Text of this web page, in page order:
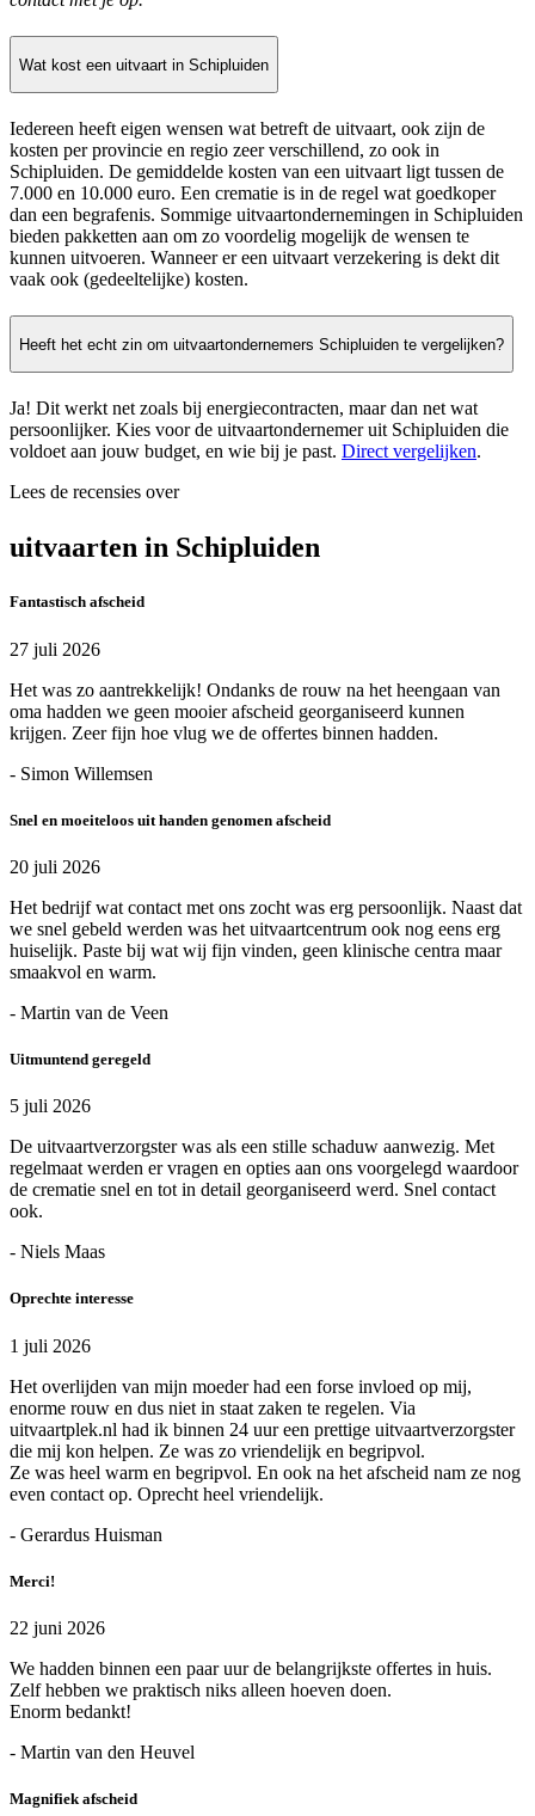
Wat kost een uitvaart in Schipluiden
Iedereen heeft eigen wensen wat betreft de uitvaart, ook zijn de
kosten per provincie en regio zeer verschillend, zo ook in
Schipluiden. De gemiddelde kosten van een uitvaart ligt tussen de
7.000 en 10.000 euro. Een crematie is in de regel wat goedkoper
dan een begrafenis. Sommige uitvaartondernemingen in Schipluiden
bieden pakketten aan om zo voordelig mogelijk de wensen te
kunnen uitvoeren. Wanneer er een uitvaart verzekering is dekt dit
vaak ook (gedeeltelijke) kosten.
Heeft het echt zin om uitvaartondernemers Schipluiden te vergelijken?
Ja! Dit werkt net zoals bij energiecontracten, maar dan net wat
persoonlijker. Kies voor de uitvaartondernemer uit Schipluiden die
voldoet aan jouw budget, en wie bij je past. Direct vergelijken.
Lees de recensies over
uitvaarten in Schipluiden
Fantastisch afscheid
27 juli 2026
Het was zo aantrekkelijk! Ondanks de rouw na het heengaan van
oma hadden we geen mooier afscheid georganiseerd kunnen
krijgen. Zeer fijn hoe vlug we de offertes binnen hadden.
- Simon Willemsen
Snel en moeiteloos uit handen genomen afscheid
20 juli 2026
Het bedrijf wat contact met ons zocht was erg persoonlijk. Naast dat
we snel gebeld werden was het uitvaartcentrum ook nog eens erg
huiselijk. Paste bij wat wij fijn vinden, geen klinische centra maar
smaakvol en warm.
- Martin van de Veen
Uitmuntend geregeld
5 juli 2026
De uitvaartverzorgster was als een stille schaduw aanwezig. Met
regelmaat werden er vragen en opties aan ons voorgelegd waardoor
de crematie snel en tot in detail georganiseerd werd. Snel contact
ook.
- Niels Maas
Oprechte interesse
1 juli 2026
Het overlijden van mijn moeder had een forse invloed op mij,
enorme rouw en dus niet in staat zaken te regelen. Via
uitvaartplek.nl had ik binnen 24 uur een prettige uitvaartverzorgster
die mij kon helpen. Ze was zo vriendelijk en begripvol.
Ze was heel warm en begripvol. En ook na het afscheid nam ze nog
even contact op. Oprecht heel vriendelijk.
- Gerardus Huisman
Merci!
22 juni 2026
We hadden binnen een paar uur de belangrijkste offertes in huis.
Zelf hebben we praktisch niks alleen hoeven doen.
Enorm bedankt!
- Martin van den Heuvel
Magnifiek afscheid